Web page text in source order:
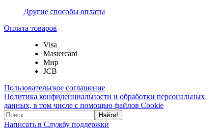
Другие способы оплаты
Оплата товаров
Visa
Mastercard
Мир
JCB
Пользовательское соглашение
Политика конфиденциальности и обработки персональных
данных, в том числе с помощью файлов Cookie
Найти!
Написать в Службу поддержки